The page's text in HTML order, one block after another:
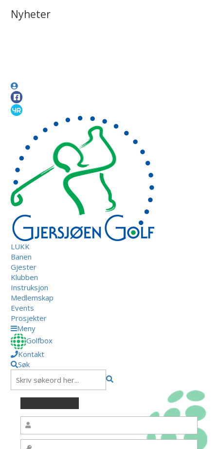
Nyheter
LUKK
Banen
Gjester
Klubben
Instruksjon
Medlemskap
Events
Prosjekter
Meny
Golfbox
Kontakt
Søk